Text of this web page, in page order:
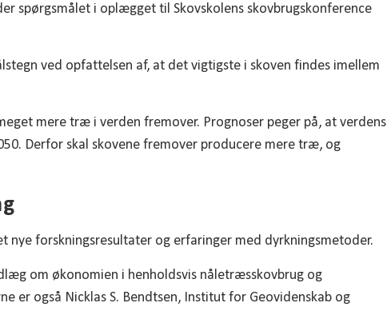
spørgsmålet i oplægget til Skovskolens skovbrugskonference
ved opfattelsen af, at det vigtigste i skoven findes imellem
mere træ i verden fremover. Prognoser peger på, at verdens
Derfor skal skovene fremover producere mere træ, og
nye forskningsresultater og erfaringer med dyrkningsmetoder.
om økonomien i henholdsvis nåletræsskovbrug og
er også Nicklas S. Bendtsen, Institut for Geovidenskab og